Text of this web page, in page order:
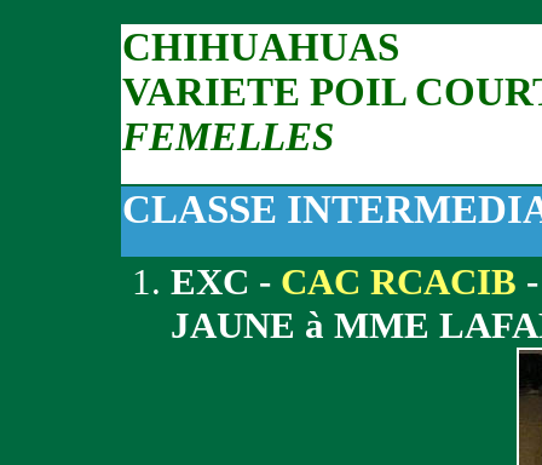
CHIHUAHUAS
VARIETE POIL
FEMELLES
CLASSE
EXC - CAC RCACIB
JAUNE à MME